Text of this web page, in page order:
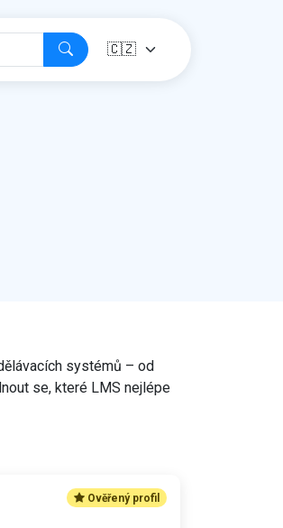
systémů – od
se, které LMS nejlépe
Ověřený profil